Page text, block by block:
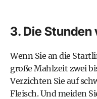
3. Die Stunden
Wenn Sie an die
große Mahlzeit zwei
Verzichten Sie auf
Fleisch. Und meiden